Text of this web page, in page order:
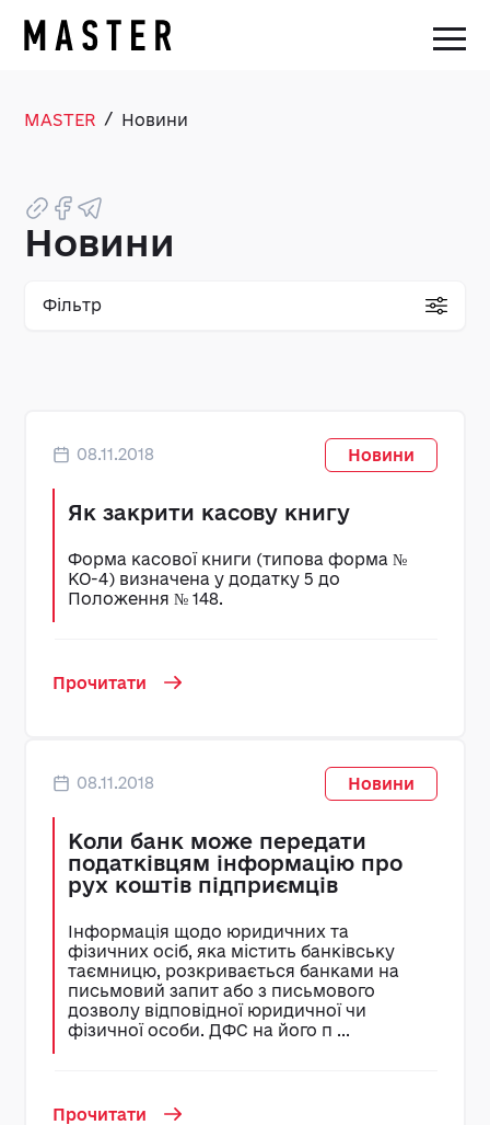
MASTER / Новини
Новини
Фільтр
08.11.2018 Новини
Як закрити касову книгу
Форма касової книги (типова форма №
КО-4) визначена у додатку 5 до
Положення № 148.
Прочитати
08.11.2018 Новини
Коли банк може передати
податківцям інформацію про
рух коштів підприємців
Інформація щодо юридичних та
фізичних осіб, яка містить банківську
таємницю, розкривається банками на
письмовий запит або з письмового
дозволу відповідної юридичної чи
фізичної особи. ДФС на його п ...
Прочитати